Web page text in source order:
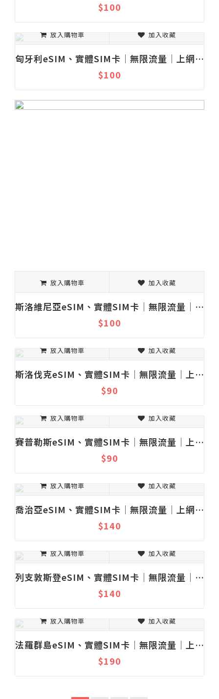
$100
放入購物車 加入收藏
匈牙利eSIM、實體SIM卡│無限流量│上網吃到飽│固定流量│1-30天
$100
放入購物車 加入收藏
斯洛維尼亞eSIM、實體SIM卡│無限流量│上網吃到飽│固定流量│1-30天
$100
放入購物車 加入收藏
斯洛伐克eSIM、實體SIM卡│無限流量│上網吃到飽│固定流量│1-30天
$90
放入購物車 加入收藏
賽普勒斯eSIM、實體SIM卡│無限流量│上網吃到飽│固定流量│1-30天
$90
放入購物車 加入收藏
喬治亞eSIM、實體SIM卡│無限流量│上網吃到飽│固定流量│1-30天
$140
放入購物車 加入收藏
列支敦斯登eSIM、實體SIM卡│無限流量│上網吃到飽│固定流量│1-30天
$140
放入購物車 加入收藏
法羅群島eSIM、實體SIM卡│無限流量│上網吃到飽│固定流量│1-30天
$190